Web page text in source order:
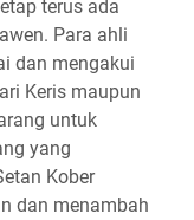
terus ada
Para ahli
dan mengakui
Keris maupun
untuk
yang
Kober
dan menambah